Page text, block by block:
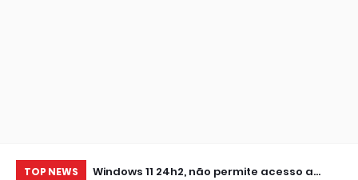
TOP NEWS
IMPRESSORA
Windows 11 24h2, não permite acesso a